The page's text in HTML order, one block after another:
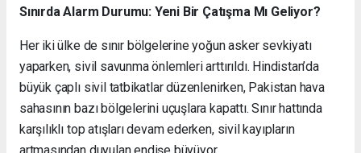
Sınırda Alarm Durumu: Yeni Bir Çatışma Mı Geliyor?
Her iki ülke de sınır bölgelerine yoğun asker sevkiyatı
yaparken, sivil savunma önlemleri arttırıldı. Hindistan’da
büyük çaplı sivil tatbikatlar düzenlenirken, Pakistan hava
sahasının bazı bölgelerini uçuşlara kapattı. Sınır hattında
karşılıklı top atışları devam ederken, sivil kayıpların
artmasından duyulan endişe büyüyor.